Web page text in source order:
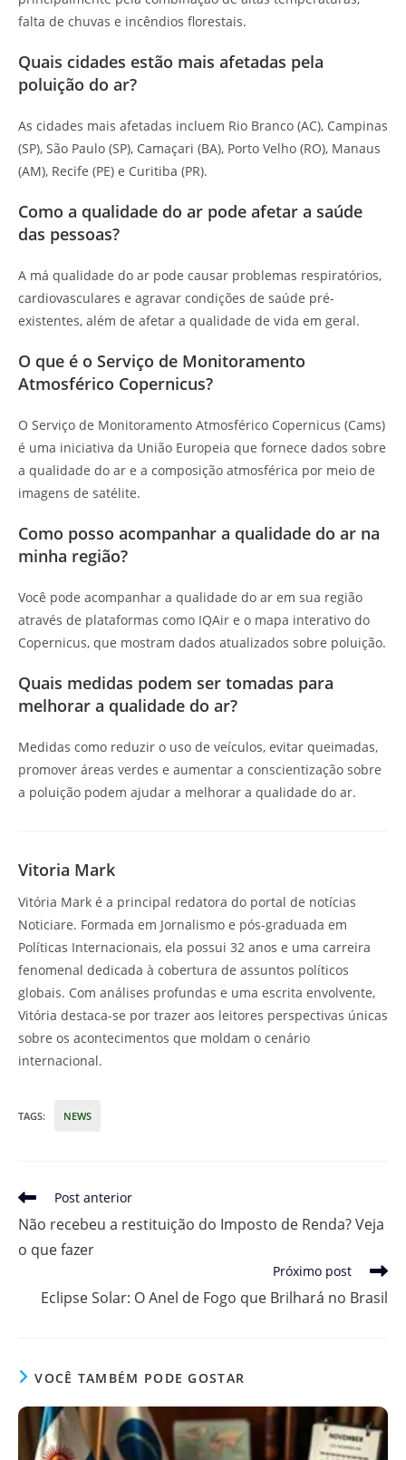
falta de chuvas e incêndios florestais.
Quais cidades estão mais afetadas pela
poluição do ar?
As cidades mais afetadas incluem Rio Branco (AC), Campinas
(SP), São Paulo (SP), Camaçari (BA), Porto Velho (RO), Manaus
(AM), Recife (PE) e Curitiba (PR).
Como a qualidade do ar pode afetar a saúde
das pessoas?
A má qualidade do ar pode causar problemas respiratórios,
cardiovasculares e agravar condições de saúde pré-
existentes, além de afetar a qualidade de vida em geral.
O que é o Serviço de Monitoramento
Atmosférico Copernicus?
O Serviço de Monitoramento Atmosférico Copernicus (Cams)
é uma iniciativa da União Europeia que fornece dados sobre
a qualidade do ar e a composição atmosférica por meio de
imagens de satélite.
Como posso acompanhar a qualidade do ar na
minha região?
Você pode acompanhar a qualidade do ar em sua região
através de plataformas como IQAir e o mapa interativo do
Copernicus, que mostram dados atualizados sobre poluição.
Quais medidas podem ser tomadas para
melhorar a qualidade do ar?
Medidas como reduzir o uso de veículos, evitar queimadas,
promover áreas verdes e aumentar a conscientização sobre
a poluição podem ajudar a melhorar a qualidade do ar.
Vitoria Mark
Vitória Mark é a principal redatora do portal de notícias
Noticiare. Formada em Jornalismo e pós-graduada em
Políticas Internacionais, ela possui 32 anos e uma carreira
fenomenal dedicada à cobertura de assuntos políticos
globais. Com análises profundas e uma escrita envolvente,
Vitória destaca-se por trazer aos leitores perspectivas únicas
sobre os acontecimentos que moldam o cenário
internacional.
TAGS: NEWS
Leia
artigos
Post anterior
Não recebeu a restituição do Imposto de Renda? Veja
o que fazer
Próximo post
Eclipse Solar: O Anel de Fogo que Brilhará no Brasil
VOCÊ TAMBÉM PODE GOSTAR